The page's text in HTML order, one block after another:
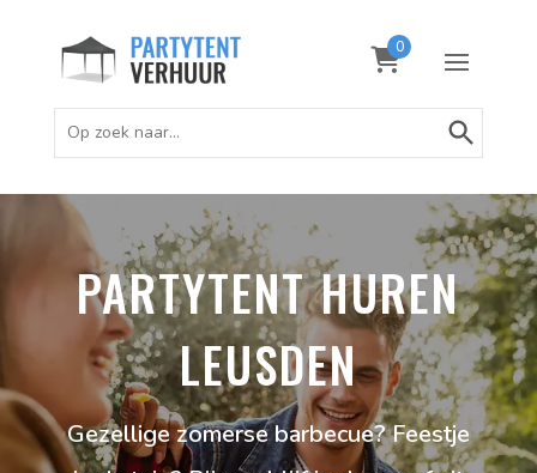
Zoek
naar:
Zoekknop
0
PARTYTENT HUREN
LEUSDEN
Gezellige zomerse barbecue? Feestje